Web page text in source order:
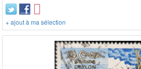
+ ajout à ma sélection